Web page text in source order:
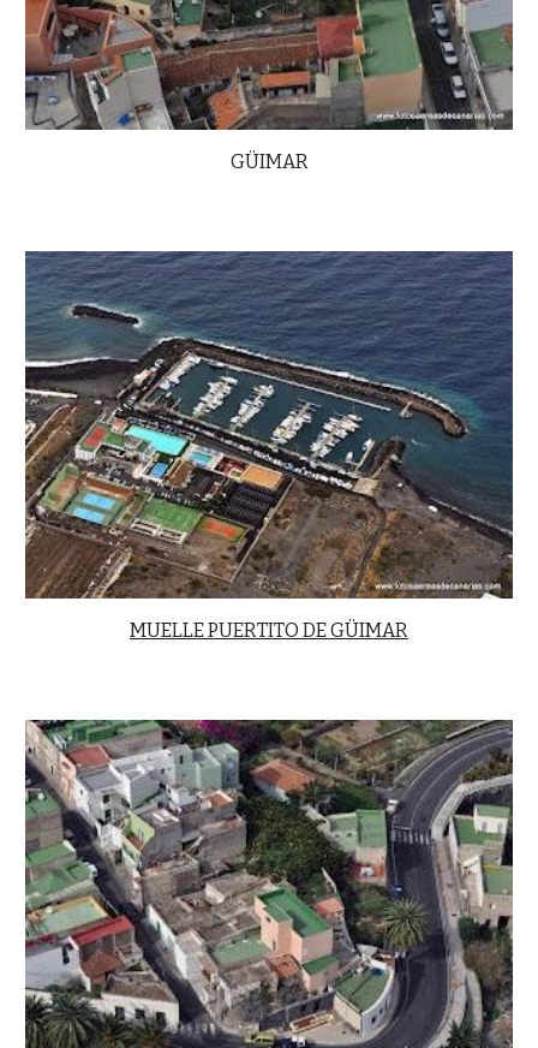
GÜIMAR
MUELLE PUERTITO DE GÜIMAR